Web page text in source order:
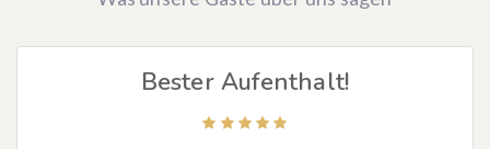
Bester Aufenthalt!